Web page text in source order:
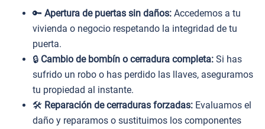
🔑 Apertura de puertas sin daños: Accedemos a tu
vivienda o negocio respetando la integridad de tu
puerta.
🔒 Cambio de bombín o cerradura completa: Si has
sufrido un robo o has perdido las llaves, aseguramos
tu propiedad al instante.
🛠️ Reparación de cerraduras forzadas: Evaluamos el
daño y reparamos o sustituimos los componentes